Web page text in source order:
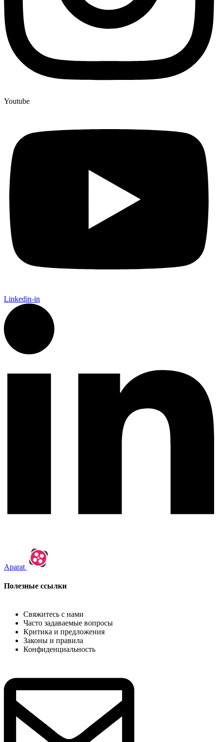
Youtube
Linkedin-in
Aparat
Полезные ссылки
Свяжитесь с нами
Часто задаваемые вопросы
Критика и предложения
Законы и правила
Конфиденциальность